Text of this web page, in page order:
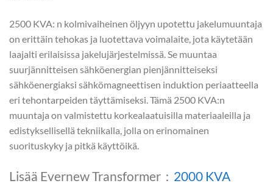
2500 KVA: n kolmivaiheinen öljyyn upotettu jakelumuuntaja
on erittäin tehokas ja luotettava voimalaite, jota käytetään
laajalti erilaisissa jakelujärjestelmissä. Se muuntaa
suurjännitteisen sähköenergian pienjännitteiseksi
sähköenergiaksi sähkömagneettisen induktion periaatteella
eri tehontarpeiden täyttämiseksi. Tämä 2500 KVA:n
muuntaja on valmistettu korkealaatuisilla materiaaleilla ja
edistyksellisellä tekniikalla, jolla on erinomainen
suorituskyky ja pitkä käyttöikä.
Lisää Evernew Transformer： 2000 KVA